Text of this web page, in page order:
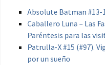
Absolute Batman #13-
Caballero Luna – Las
Paréntesis para las
Patrulla-X #15 (#97).
por un sueño